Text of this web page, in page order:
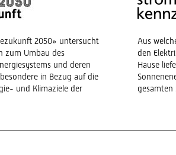
2050» untersucht
zum Umbau des
und deren
in Bezug auf die
und Klimaziele der
Aus
den
Hause
gesamten